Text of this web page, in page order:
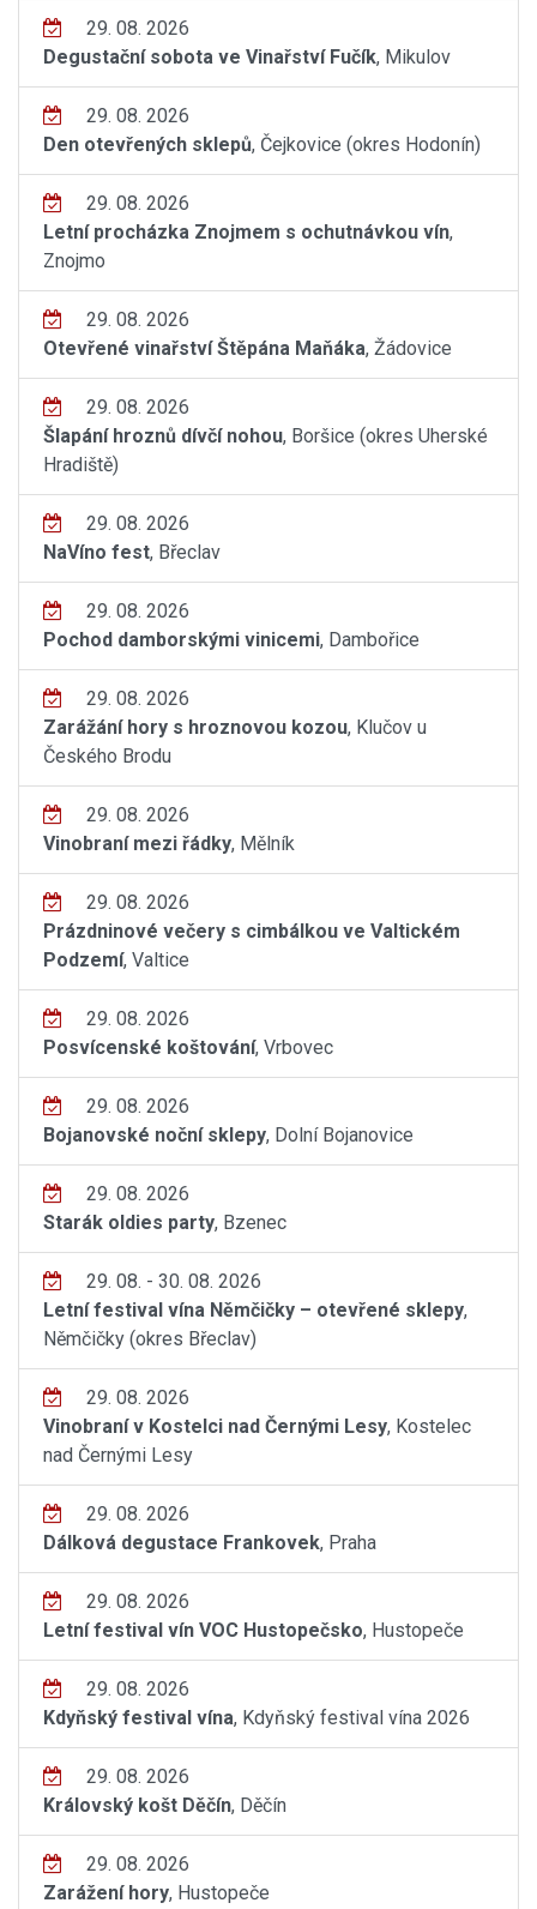
29. 08. 2026
Degustační sobota ve Vinařství Fučík, Mikulov
29. 08. 2026
Den otevřených sklepů, Čejkovice (okres Hodonín)
29. 08. 2026
Letní procházka Znojmem s ochutnávkou vín,
Znojmo
29. 08. 2026
Otevřené vinařství Štěpána Maňáka, Žádovice
29. 08. 2026
Šlapání hroznů dívčí nohou, Boršice (okres Uherské
Hradiště)
29. 08. 2026
NaVíno fest, Břeclav
29. 08. 2026
Pochod damborskými vinicemi, Dambořice
29. 08. 2026
Zarážání hory s hroznovou kozou, Klučov u
Českého Brodu
29. 08. 2026
Vinobraní mezi řádky, Mělník
29. 08. 2026
Prázdninové večery s cimbálkou ve Valtickém
Podzemí, Valtice
29. 08. 2026
Posvícenské koštování, Vrbovec
29. 08. 2026
Bojanovské noční sklepy, Dolní Bojanovice
29. 08. 2026
Starák oldies party, Bzenec
29. 08. - 30. 08. 2026
Letní festival vína Němčičky – otevřené sklepy,
Němčičky (okres Břeclav)
29. 08. 2026
Vinobraní v Kostelci nad Černými Lesy, Kostelec
nad Černými Lesy
29. 08. 2026
Dálková degustace Frankovek, Praha
29. 08. 2026
Letní festival vín VOC Hustopečsko, Hustopeče
29. 08. 2026
Kdyňský festival vína, Kdyňský festival vína 2026
29. 08. 2026
Královský košt Děčín, Děčín
29. 08. 2026
Zarážení hory, Hustopeče